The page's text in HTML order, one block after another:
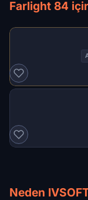
Farlight 84
Neden